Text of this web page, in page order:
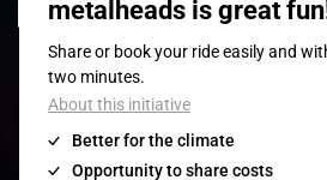
© 2008-2026- Apache Productions VZW – All
POLICY|ALGEMENE VOORWAARDEN
Contact:GENERAL| PARTNERSHIPS
NEIGHBOURS